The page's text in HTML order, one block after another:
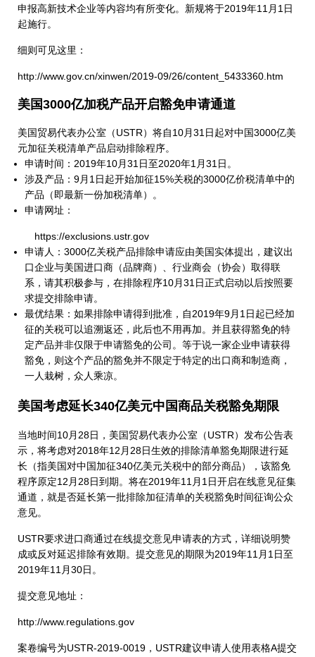
申报高新技术企业等内容均有所变化。新规将于2019年11月1日
起施行。
细则可见这里：
http://www.gov.cn/xinwen/2019-09/26/content_5433360.htm
美国3000亿加税产品开启豁免申请通道
美国贸易代表办公室（USTR）将自10月31日起对中国3000亿美
元加征关税清单产品启动排除程序。
申请时间：2019年10月31日至2020年1月31日。
涉及产品：9月1日起开始加征15%关税的3000亿价税清单中的
产品（即最新一份加税清单）。
申请网址：
https://exclusions.ustr.gov
申请人：3000亿关税产品排除申请应由美国实体提出，建议出
口企业与美国进口商（品牌商）、行业商会（协会）取得联
系，请其积极参与，在排除程序10月31日正式启动以后按照要
求提交排除申请。
最优结果：如果排除申请得到批准，自2019年9月1日起已经加
征的关税可以追溯返还，此后也不用再加。并且获得豁免的特
定产品并非仅限于申请豁免的公司。等于说一家企业申请获得
豁免，则这个产品的豁免并不限定于特定的出口商和制造商，
一人栽树，众人乘凉。
美国考虑延长340亿美元中国商品关税豁免期限
当地时间10月28日，美国贸易代表办公室（USTR）发布公告表
示，将考虑对2018年12月28日生效的排除清单豁免期限进行延
长（指美国对中国加征340亿美元关税中的部分商品），该豁免
程序原定12月28日到期。将在2019年11月1日开启在线意见征集
通道，就是否延长第一批排除加征清单的关税豁免时间征询公众
意见。
USTR要求进口商通过在线提交意见申请表的方式，详细说明赞
成或反对延迟排除有效期。提交意见的期限为2019年11月1日至
2019年11月30日。
提交意见地址：
http://www.regulations.gov
案卷编号为USTR-2019-0019，USTR建议申请人使用表格A提交